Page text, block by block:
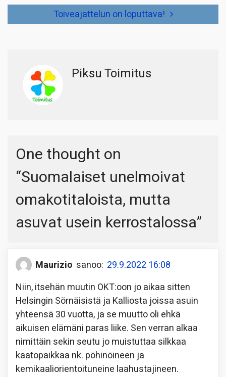
Toiveajattelun on loputtava!
Piksu Toimitus
One thought on
“Suomalaiset unelmoivat
omakotitaloista, mutta
asuvat usein kerrostalossa”
Maurizio sanoo: 29.9.2022 16:08
Niin, itsehän muutin OKT:oon jo aikaa sitten
Helsingin Sörnäisistä ja Kalliosta joissa asuin
yhteensä 30 vuotta, ja se muutto oli ehkä
aikuisen elämäni paras liike. Sen verran alkaa
nimittäin sekin seutu jo muistuttaa silkkaa
kaatopaikkaa nk. pöhinöineen ja
kemikaaliorientoituneine laahustajineen.